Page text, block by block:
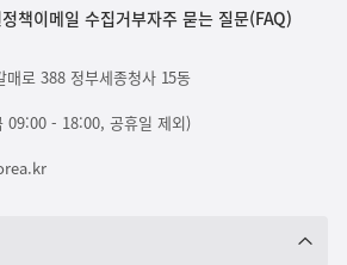
책이메일 수집거부자주 묻는 질문(FAQ)
로 388 정부세종청사 15동
- 18:00, 공휴일 제외)